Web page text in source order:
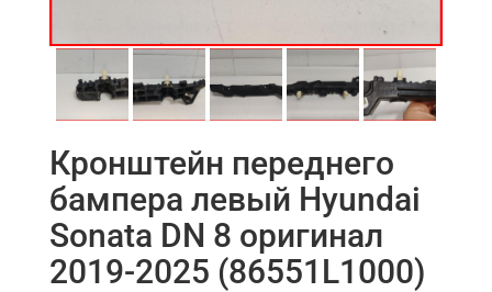
Кронштейн переднего
бампера левый Hyundai
Sonata DN 8 оригинал
2019-2025 (86551L1000)